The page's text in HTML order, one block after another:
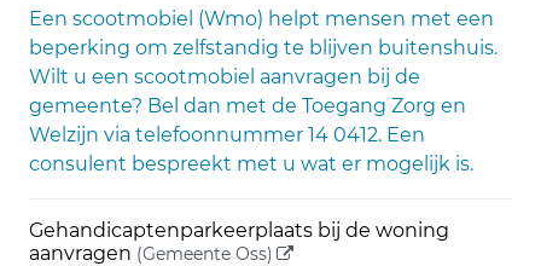
Een scootmobiel (Wmo) helpt mensen met een
beperking om zelfstandig te blijven buitenshuis.
Wilt u een scootmobiel aanvragen bij de
gemeente? Bel dan met de Toegang Zorg en
Welzijn via telefoonnummer 14 0412. Een
consulent bespreekt met u wat er mogelijk is.
Gehandicaptenparkeerplaats bij de woning
aanvragen (Gemeente Oss) (externe link)